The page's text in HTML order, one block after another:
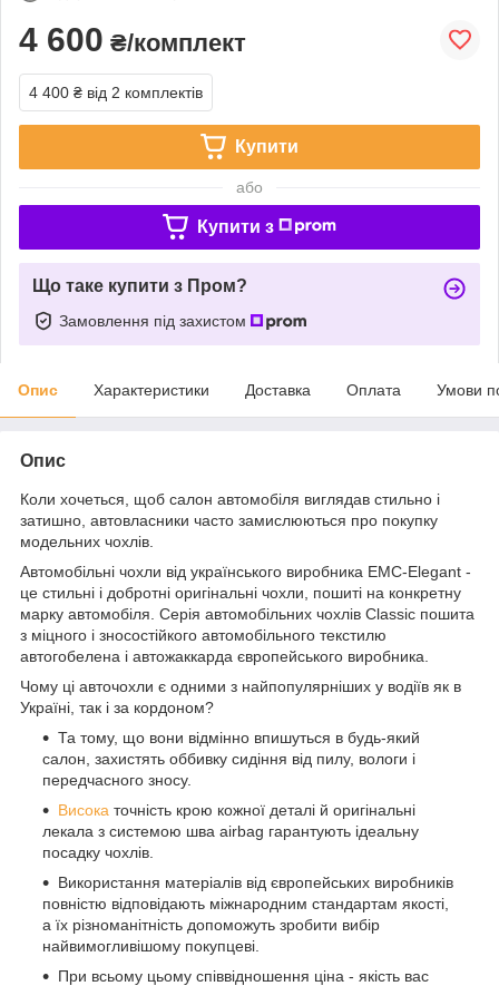
4 600 ₴/комплект
4 400 ₴ від 2 комплектів
Купити
або
Купити з
Що таке купити з Пром?
Замовлення під захистом
Опис Характеристики Доставка Оплата Умови
Опис
Коли хочеться, щоб салон автомобіля виглядав стильно і
затишно, автовласники часто замислюються про покупку
модельних чохлів.
Автомобільні чохли від українського виробника EMC-Elegant -
це стильні і добротні оригінальні чохли, пошиті на конкретну
марку автомобіля. Серія автомобільних чохлів Classic пошита
з міцного і зносостійкого автомобільного текстилю
автогобелена і автожаккарда європейського виробника.
Чому ці авточохли є одними з найпопулярніших у водіїв як в
Україні, так і за кордоном?
Та тому, що вони відмінно впишуться в будь-який
салон, захистять оббивку сидіння від пилу, вологи і
передчасного зносу.
Висока точність крою кожної деталі й оригінальні
лекала з системою шва airbag гарантують ідеальну
посадку чохлів.
Використання матеріалів від європейських виробників
повністю відповідають міжнародним стандартам якості,
а їх різноманітність допоможуть зробити вибір
найвимогливішому покупцеві.
При всьому цьому співвідношення ціна - якість вас